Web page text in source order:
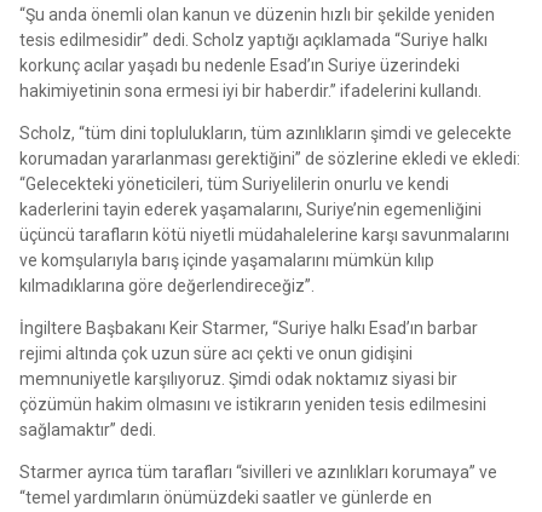
“Şu anda önemli olan kanun ve düzenin hızlı bir şekilde yeniden
tesis edilmesidir” dedi. Scholz yaptığı açıklamada “Suriye halkı
korkunç acılar yaşadı bu nedenle Esad’ın Suriye üzerindeki
hakimiyetinin sona ermesi iyi bir haberdir.” ifadelerini kullandı.
Scholz, “tüm dini toplulukların, tüm azınlıkların şimdi ve gelecekte
korumadan yararlanması gerektiğini” de sözlerine ekledi ve ekledi:
“Gelecekteki yöneticileri, tüm Suriyelilerin onurlu ve kendi
kaderlerini tayin ederek yaşamalarını, Suriye’nin egemenliğini
üçüncü tarafların kötü niyetli müdahalelerine karşı savunmalarını
ve komşularıyla barış içinde yaşamalarını mümkün kılıp
kılmadıklarına göre değerlendireceğiz”.
İngiltere Başbakanı Keir Starmer, “Suriye halkı Esad’ın barbar
rejimi altında çok uzun süre acı çekti ve onun gidişini
memnuniyetle karşılıyoruz. Şimdi odak noktamız siyasi bir
çözümün hakim olmasını ve istikrarın yeniden tesis edilmesini
sağlamaktır” dedi.
Starmer ayrıca tüm tarafları “sivilleri ve azınlıkları korumaya” ve
“temel yardımların önümüzdeki saatler ve günlerde en